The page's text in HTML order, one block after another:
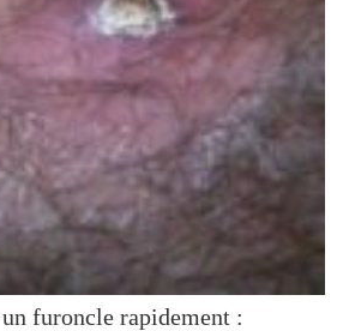
furoncle rapidement :